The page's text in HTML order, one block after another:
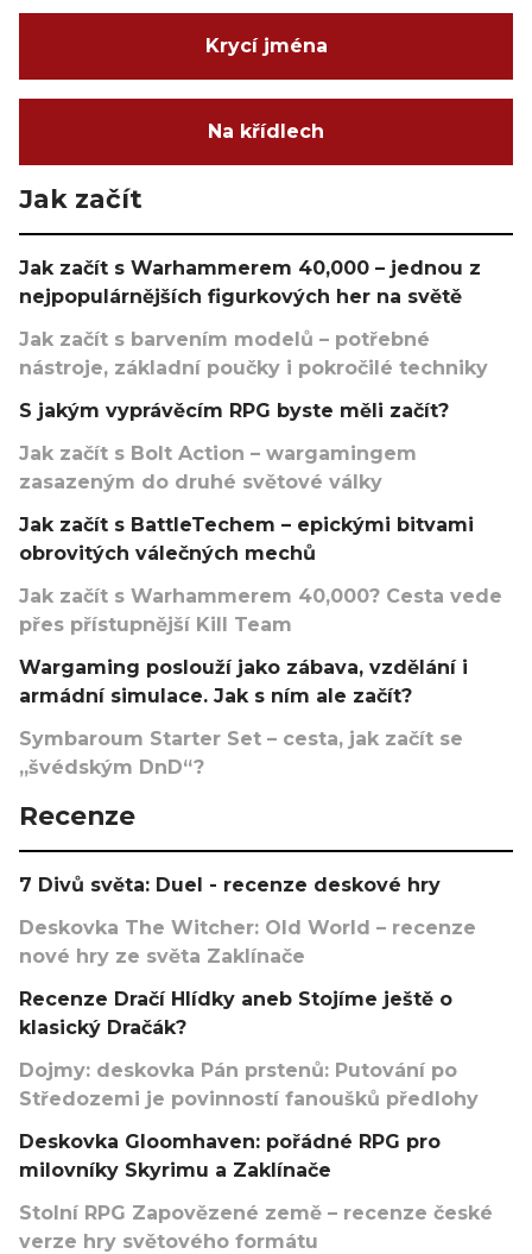
Krycí jména
Na křídlech
Jak začít
Jak začít s Warhammerem 40,000 – jednou z
nejpopulárnějších figurkových her na světě
Jak začít s barvením modelů – potřebné
nástroje, základní poučky i pokročilé techniky
S jakým vyprávěcím RPG byste měli začít?
Jak začít s Bolt Action – wargamingem
zasazeným do druhé světové války
Jak začít s BattleTechem – epickými bitvami
obrovitých válečných mechů
Jak začít s Warhammerem 40,000? Cesta vede
přes přístupnější Kill Team
Wargaming poslouží jako zábava, vzdělání i
armádní simulace. Jak s ním ale začít?
Symbaroum Starter Set – cesta, jak začít se
„švédským DnD“?
Recenze
7 Divů světa: Duel - recenze deskové hry
Deskovka The Witcher: Old World – recenze
nové hry ze světa Zaklínače
Recenze Dračí Hlídky aneb Stojíme ještě o
klasický Dračák?
Dojmy: deskovka Pán prstenů: Putování po
Středozemi je povinností fanoušků předlohy
Deskovka Gloomhaven: pořádné RPG pro
milovníky Skyrimu a Zaklínače
Stolní RPG Zapovězené země – recenze české
verze hry světového formátu